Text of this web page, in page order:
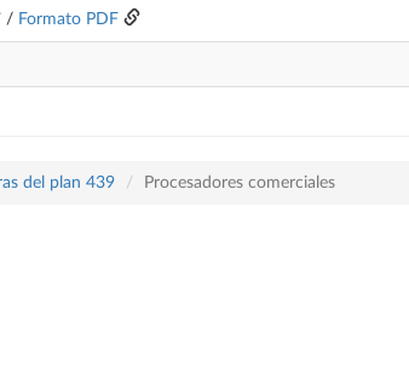
/ Formato PDF
del plan 439 Procesadores comerciales